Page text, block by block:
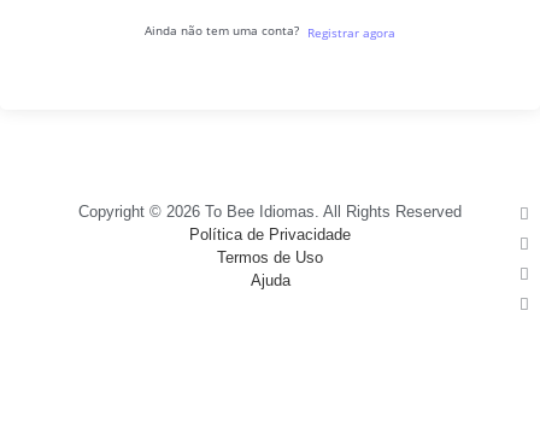
Ainda não tem uma conta? Registrar agora
Copyright © 2026 To Bee Idiomas. All Rights Reserved
Política de Privacidade
Termos de Uso
Ajuda